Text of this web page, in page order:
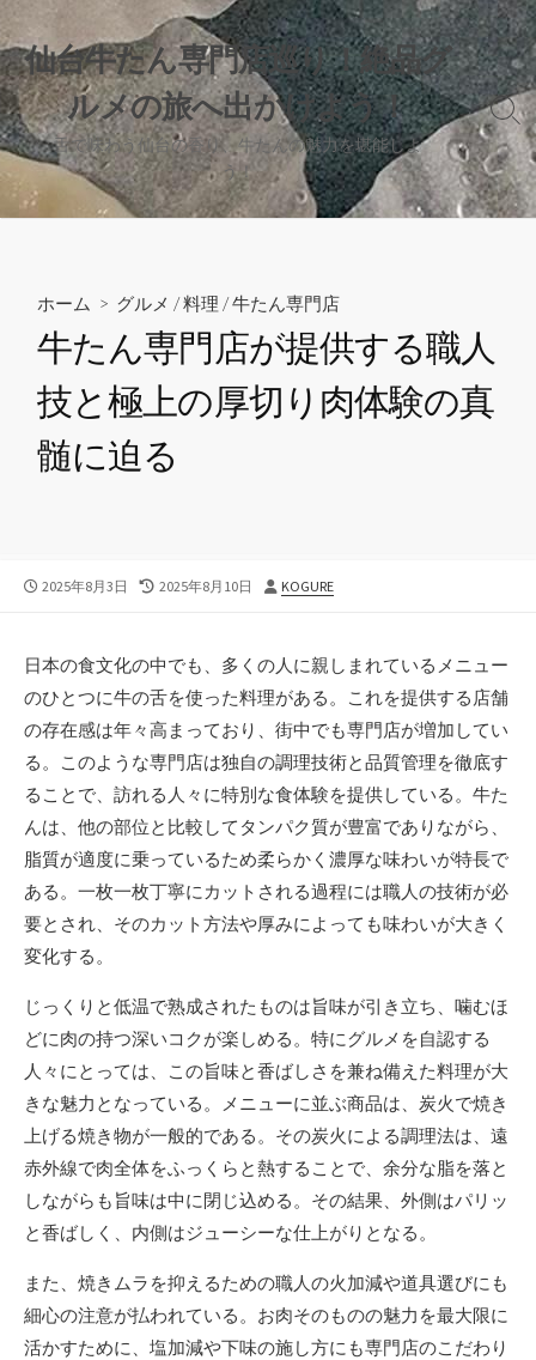
コ
ン
テ
ン
ツ
へ
ス
キ
仙台牛たん専門店巡り！絶品グ
ルメの旅へ出かけよう！
舌で味わう仙台の香り、牛たんの魅力を堪能しよ
う！
検
索
切
り
替
ホーム > グルメ /料理 /牛たん専門店
牛たん専門店が提供する職人
技と極上の厚切り肉体験の真
髄に迫る
公
2025年8月3日
最
新
日
2025年8月10日
投
KOGURE
日本の食文化の中でも、多くの人に親しまれているメニュー
のひとつに牛の舌を使った料理がある。
これを提供する店舗
の存在感は年々高まっており、街中でも専門店が増加してい
る。このような専門店は独自の調理技術と品質管理を徹底す
ることで、訪れる人々に特別な食体験を提供している。牛た
んは、他の部位と比較してタンパク質が豊富でありながら、
脂質が適度に乗っているため柔らかく濃厚な味わいが特長で
ある。一枚一枚丁寧にカットされる過程には職人の技術が必
要とされ、そのカット方法や厚みによっても味わいが大きく
変化する。
じっくりと低温で熟成されたものは旨味が引き立ち、噛むほ
どに肉の持つ深いコクが楽しめる。特にグルメを自認する
人々にとっては、この旨味と香ばしさを兼ね備えた料理が大
きな魅力となっている。メニューに並ぶ商品は、炭火で焼き
上げる焼き物が一般的である。その炭火による調理法は、遠
赤外線で肉全体をふっくらと熱することで、余分な脂を落と
しながらも旨味は中に閉じ込める。その結果、外側はパリッ
と香ばしく、内側はジューシーな仕上がりとなる。
また、焼きムラを抑えるための職人の火加減や道具選びにも
細心の注意が払われている。お肉そのものの魅力を最大限に
活かすために、塩加減や下味の施し方にも専門店のこだわり